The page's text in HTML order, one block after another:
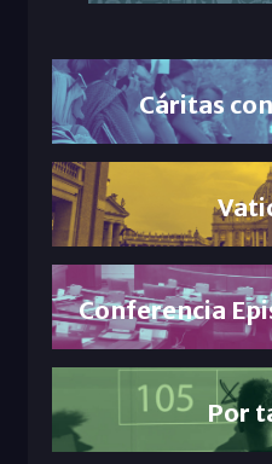
Cáritas
Conferencia
Por